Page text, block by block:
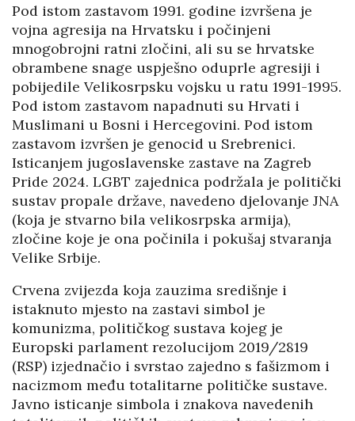
Pod istom zastavom 1991. godine izvršena je
vojna agresija na Hrvatsku i počinjeni
mnogobrojni ratni zločini, ali su se hrvatske
obrambene snage uspješno oduprle agresiji i
pobijedile Velikosrpsku vojsku u ratu 1991-1995.
Pod istom zastavom napadnuti su Hrvati i
Muslimani u Bosni i Hercegovini. Pod istom
zastavom izvršen je genocid u Srebrenici.
Isticanjem jugoslavenske zastave na Zagreb
Pride 2024. LGBT zajednica podržala je politički
sustav propale države, navedeno djelovanje JNA
(koja je stvarno bila velikosrpska armija),
zločine koje je ona počinila i pokušaj stvaranja
Velike Srbije.
Crvena zvijezda koja zauzima središnje i
istaknuto mjesto na zastavi simbol je
komunizma, političkog sustava kojeg je
Europski parlament rezolucijom 2019/2819
(RSP) izjednačio i svrstao zajedno s fašizmom i
nacizmom među totalitarne političke sustave.
Javno isticanje simbola i znakova navedenih